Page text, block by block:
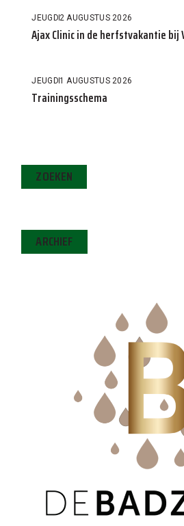
JEUGD2 AUGUSTUS 2026
Ajax Clinic in de herfstvakantie bij
JEUGD1 AUGUSTUS 2026
Trainingsschema
ZOEKEN
ARCHIEF